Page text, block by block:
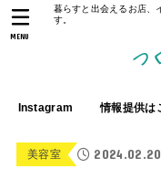
暮らすと出会えるお店、
す。
Instagram 情報提供は
MENU
美容室 2024.02.20